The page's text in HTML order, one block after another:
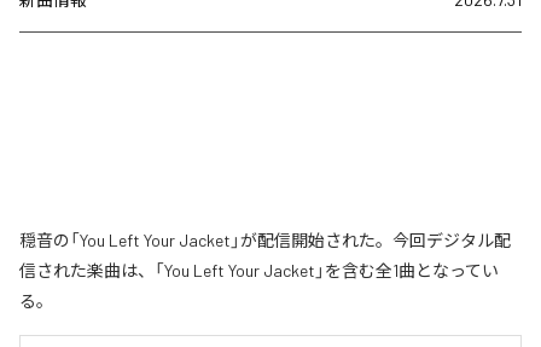
穏音の「You Left Your Jacket」が配信開始された。今回デジタル配
信された楽曲は、「You Left Your Jacket」を含む全1曲となってい
る。